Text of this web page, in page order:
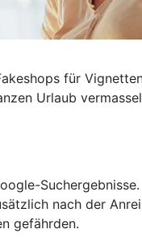
für
Urlaub
Suchergebnisse.
nach der
gefährden.